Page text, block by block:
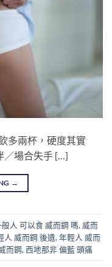
多兩杯，硬度其實
／場合失手 […]
→
般人 可以食 威而鋼 嗎, 威而
人 威而鋼 後遺, 年輕人 威而
而鋼, 西地那非 偏藍 頭痛